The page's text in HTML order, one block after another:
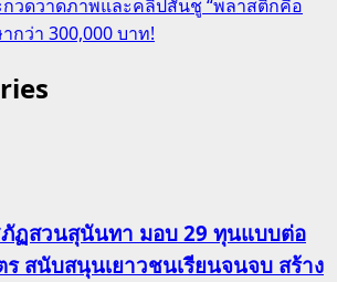
วดวาดภาพและคลิปสั้นชู “พลาสติกคือ
กว่า 300,000 บาท!
ฏสวนสุนันทา มอบ 29 ทุนแบบต่อ
ร สนับสนุนเยาวชนเรียนจนจบ สร้าง